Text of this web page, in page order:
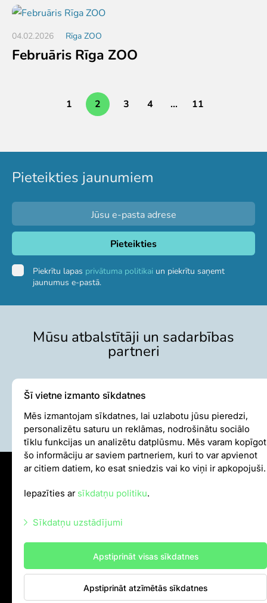
04.02.2026 Rīga ZOO
Februāris Rīga ZOO
1 2 3 4 … 11
Pieteikties jaunumiem
Piekrītu lapas privātuma politikai un piekrītu saņemt
jaunumus e-pastā.
Mūsu atbalstītāji un sadarbības
partneri
Iekšējās kārtības noteikumi
Autortiesības
info@rigazoo.lv
+37128001109,P–Pk 10.00–18.00
Meža prospekts 1, Rīga, LV-1014
Šī vietne izmanto sīkdatnes
Mēs izmantojam sīkdatnes, lai uzlabotu jūsu pieredzi,
personalizētu saturu un reklāmas, nodrošinātu sociālo
tīklu funkcijas un analizētu datplūsmu. Mēs varam kopīgot
šo informāciju ar saviem partneriem, kuri to var apvienot
ar citiem datiem, ko esat sniedzis vai ko viņi ir apkopojuši.
Iepazīties arsīkdatņu politiku.
Sīkdatņu uzstādījumi
Mārketinga sīkdatnes
Statistikas sīkdatnes
Apstiprināt visas sīkdatnes
Apstiprināt atzīmētās sīkdatnes